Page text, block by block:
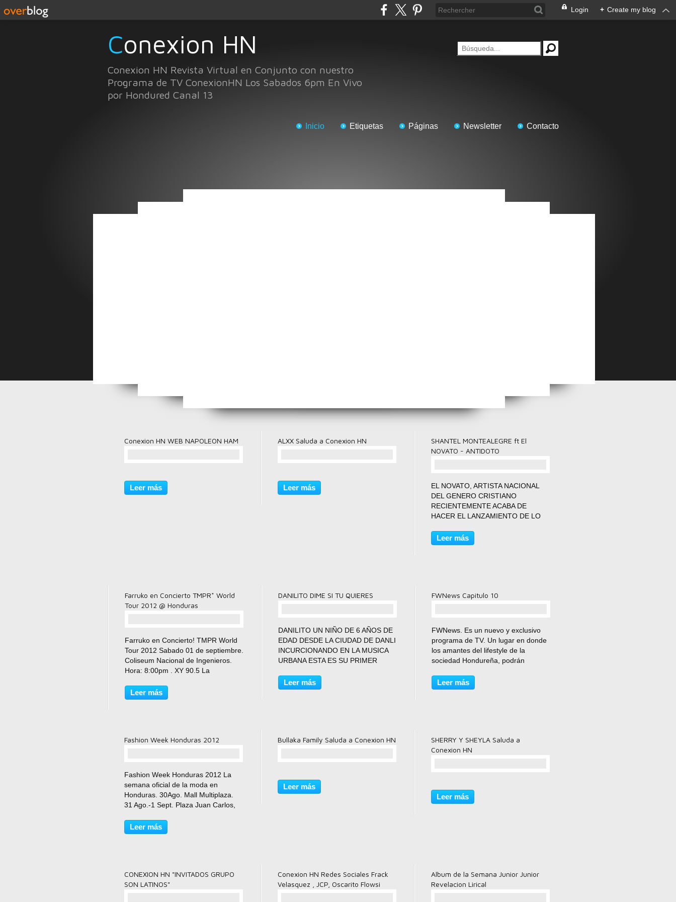
Login + Create my blog
Conexion HN
Conexion HN Revista Virtual en Conjunto con nuestro
Programa de TV ConexionHN Los Sabados 6pm En Vivo
por Hondured Canal 13
Inicio Etiquetas Páginas Newsletter Contacto
Sabor Katracho Servicio A Domicilio
Actividades para Mejorar la Letra
Top 5 Videos Nuevos de Artistas Hondureños
Fortaleza de San Fernando Omoa Cortes
Conexion HN WEB NAPOLEON HAM
Leer más
ALXX Saluda a Conexion HN
Leer más
SHANTEL MONTEALEGRE ft El
NOVATO - ANTIDOTO
EL NOVATO, ARTISTA NACIONAL
DEL GENERO CRISTIANO
RECIENTEMENTE ACABA DE
HACER EL LANZAMIENTO DE LO
LLEVA POR NOMBRE "ANTIDOTO"
DONDE PODEMOS APRECIAR UN
Leer más
Farruko en Concierto TMPR* World
Tour 2012 @ Honduras
Farruko en Concierto! TMPR World
Tour 2012 Sabado 01 de septiembre.
Coliseum Nacional de Ingenieros.
Hora: 8:00pm . XY 90.5 La
Años de Respeto!
Leer más
DANILITO DIME SI TU QUIERES
DANILITO UN NIÑO DE 6 AÑOS DE
EDAD DESDE LA CIUDAD DE DANLI
INCURCIONANDO EN LA MUSICA
URBANA ESTA ES SU PRIMER
Leer más
FWNews Capitulo 10
FWNews. Es un nuevo y exclusivo
programa de TV. Un lugar en donde
los amantes del lifestyle de la
sociedad Hondureña, podrán
moda, la gente más exclusiva y lo
más sofisticado del acontecer
Leer más
Fashion Week Honduras 2012
Fashion Week Honduras 2012 La
semana oficial de la moda en
Honduras. 30Ago. Mall Multiplaza.
31 Ago.-1 Sept. Plaza Juan Carlos,
from IGNACIO AZCONA on Vimeo.
Leer más
Bullaka Family Saluda a Conexion HN
Leer más
SHERRY Y SHEYLA Saluda a
Conexion HN
Leer más
CONEXION HN "INVITADOS GRUPO
SON LATINOS"
Conexion HN Redes Sociales Frack
Velasquez , JCP, Oscarito Flowsi
Album de la Semana Junior Junior
Revelacion Lirical